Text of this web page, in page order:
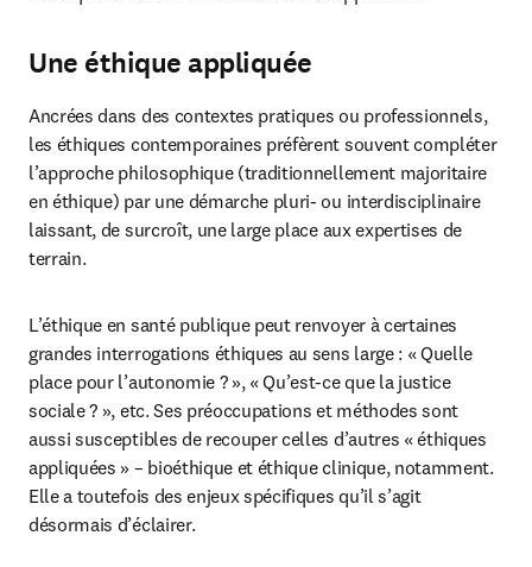
Une éthique appliquée
Ancrées dans des contextes pratiques ou professionnels,
les éthiques contemporaines préfèrent souvent compléter
l’approche philosophique (traditionnellement majoritaire
en éthique) par une démarche pluri- ou interdisciplinaire
laissant, de surcroît, une large place aux expertises de
terrain.
L’éthique en santé publique peut renvoyer à certaines
grandes interrogations éthiques au sens large : « Quelle
place pour l’autonomie ? », « Qu’est-ce que la justice
sociale ? », etc. Ses préoccupations et méthodes sont
aussi susceptibles de recouper celles d’autres « éthiques
appliquées » – bioéthique et éthique clinique, notamment.
Elle a toutefois des enjeux spécifiques qu’il s’agit
désormais d’éclairer.